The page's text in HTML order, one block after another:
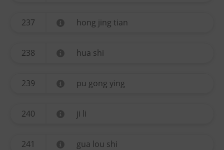
237 hong jing tian
238 hua shi
239 pu gong ying
240 ji li
241 gua lou shi